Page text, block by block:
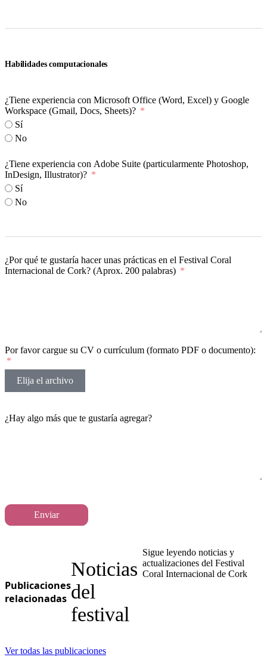
Habilidades computacionales
¿Tiene experiencia con Microsoft Office (Word, Excel) y Google
Workspace (Gmail, Docs, Sheets)?
Sí
No
¿Tiene experiencia con Adobe Suite (particularmente Photoshop,
InDesign, Illustrator)?
Sí
No
¿Por qué te gustaría hacer unas prácticas en el Festival Coral
Internacional de Cork? (Aprox. 200 palabras)
Por favor cargue su CV o currículum (formato PDF o documento):
Elija el archivo
¿Hay algo más que te gustaría agregar?
Enviar
Publicaciones
relacionadas
Noticias
del
festival
Sigue leyendo noticias y
actualizaciones del Festival
Coral Internacional de Cork
Ver todas las publicaciones